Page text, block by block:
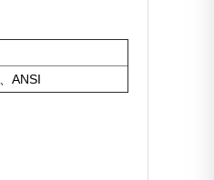
ANSI